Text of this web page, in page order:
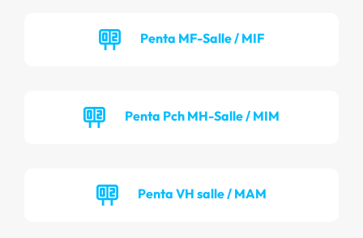
Penta MF-Salle / MIF
Penta Pch MH-Salle / MIM
Penta VH salle / MAM